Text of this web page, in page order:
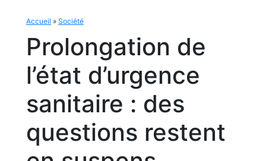
Accueil » Société
Prolongation de
l’état d’urgence
sanitaire : des
questions restent